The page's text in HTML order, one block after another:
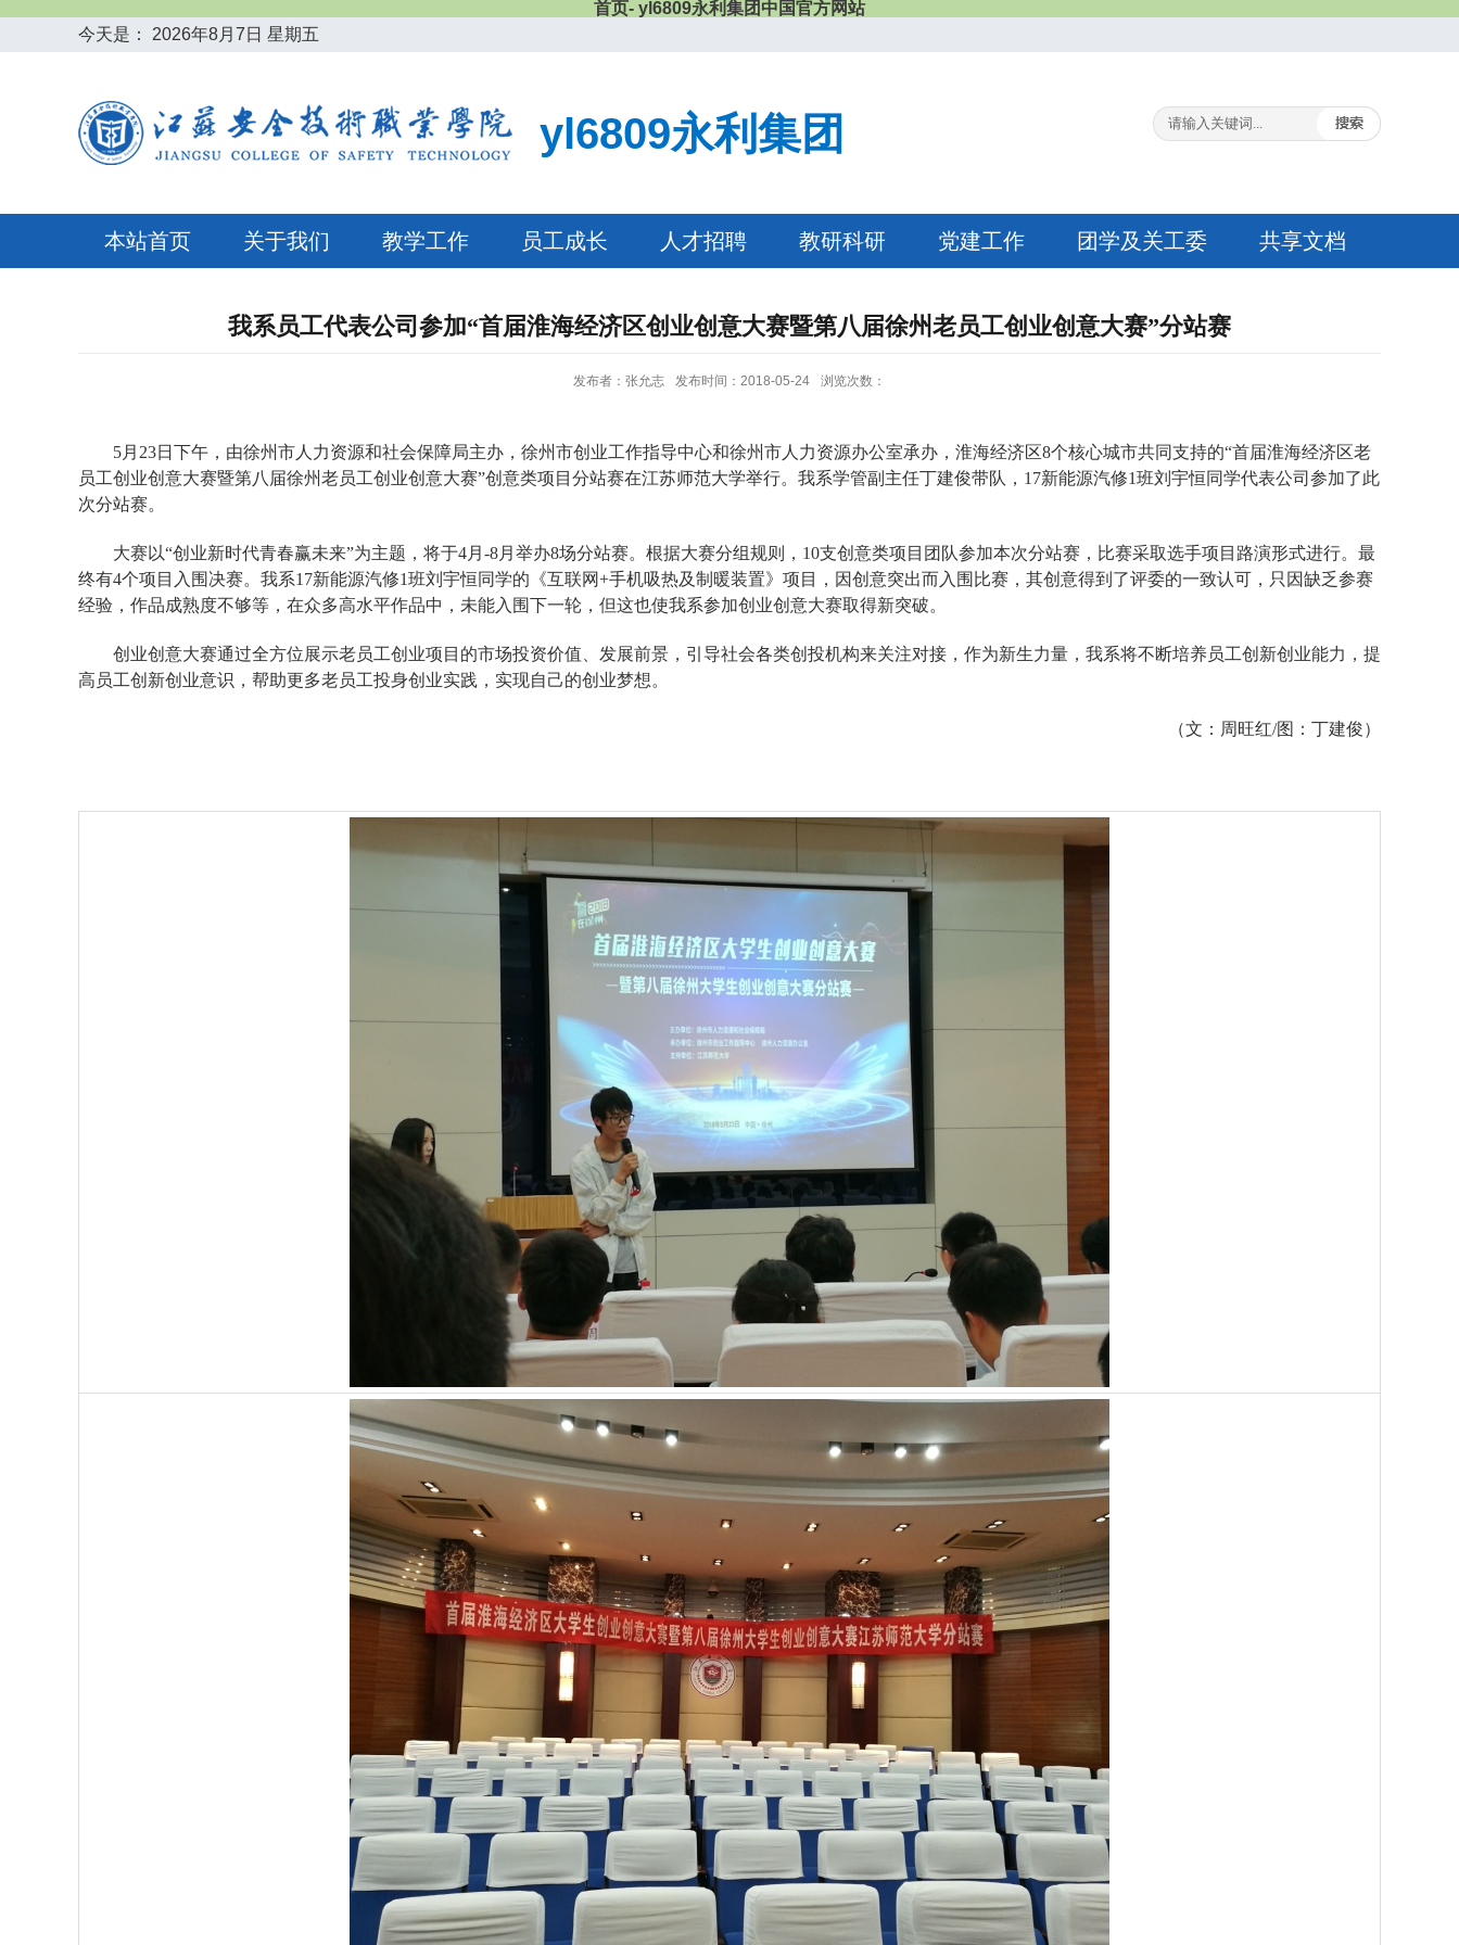
首页- yl6809永利集团中国官方网站
今天是：
2026年8月7日 星期五
yl6809永利集团
本站首页 关于我们 教学工作 员工成长 人才招聘 教研科研 党建工作 团学及关工委 共享文档
我系员工代表公司参加“首届淮海经济区创业创意大赛暨第八届徐州老员工创业创意大赛”分站赛
发布者：张允志 发布时间：2018-05-24 浏览次数：
5月 23日下午，由徐州市人力资源和社会保障局主办，徐州市创业工作指导中心和徐州市人力资源办公室承办，淮海经济区8个核心城市共同支持的“首届淮海经济区老
员工创业创意大赛暨第八届徐州老员工创业创意大赛”创意类项目分站赛在江苏师范大学举行。我系学管副主任丁建俊带队， 17新能源汽修1班刘宇恒同学代表公司参加了此
次分站赛。
大赛以“创业新时代青春赢未来”为主题，将于4月 -8月举办8场分站赛。根据大赛分组规则， 10支创意类项目团队参加本次分站赛，比赛采取选手项目路演形式进行。最
终有4个项目入围决赛。我系17新能源汽修1班刘宇恒同学的《互联网+手机吸热及制暖装置》项目，因创意突出而入围比赛，其创意得到了评委的一致认可，只因缺乏参赛
经验，作品成熟度不够等，在众多高水平作品中，未能入围下一轮，但这也使我系参加创业创意大赛取得新突破。
创业创意大赛通过全方位展示老员工创业项目的市场投资价值、发展前景，引导社会各类创投机构来关注对接，作为新生力量，我系将不断培养员工创新创业能力，提
高员工创新创业意识，帮助更多老员工投身创业实践，实现自己的创业梦想。
（文：周旺红/图：丁建俊）